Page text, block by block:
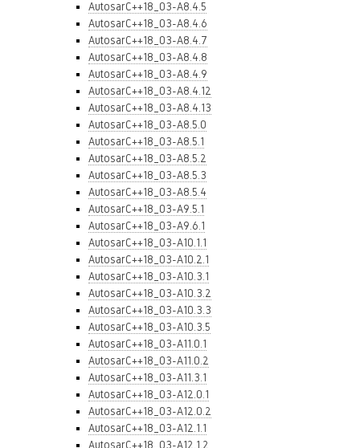
AutosarC++18_03-A8.4.5
AutosarC++18_03-A8.4.6
AutosarC++18_03-A8.4.7
AutosarC++18_03-A8.4.8
AutosarC++18_03-A8.4.9
AutosarC++18_03-A8.4.12
AutosarC++18_03-A8.4.13
AutosarC++18_03-A8.5.0
AutosarC++18_03-A8.5.1
AutosarC++18_03-A8.5.2
AutosarC++18_03-A8.5.3
AutosarC++18_03-A8.5.4
AutosarC++18_03-A9.5.1
AutosarC++18_03-A9.6.1
AutosarC++18_03-A10.1.1
AutosarC++18_03-A10.2.1
AutosarC++18_03-A10.3.1
AutosarC++18_03-A10.3.2
AutosarC++18_03-A10.3.3
AutosarC++18_03-A10.3.5
AutosarC++18_03-A11.0.1
AutosarC++18_03-A11.0.2
AutosarC++18_03-A11.3.1
AutosarC++18_03-A12.0.1
AutosarC++18_03-A12.0.2
AutosarC++18_03-A12.1.1
AutosarC++18_03-A12.1.2